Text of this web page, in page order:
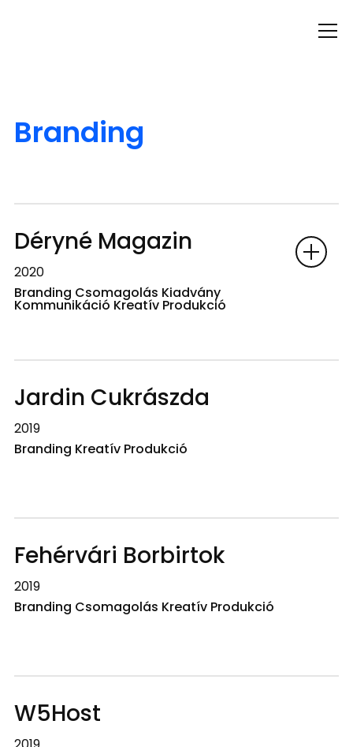
Info
Branding
Déryné Magazin
2020
Branding Csomagolás Kiadvány
Kommunikáció Kreatív Produkció
Jardin Cukrászda
2019
Branding Kreatív Produkció
Fehérvári Borbirtok
2019
Branding Csomagolás Kreatív Produkció
W5Host